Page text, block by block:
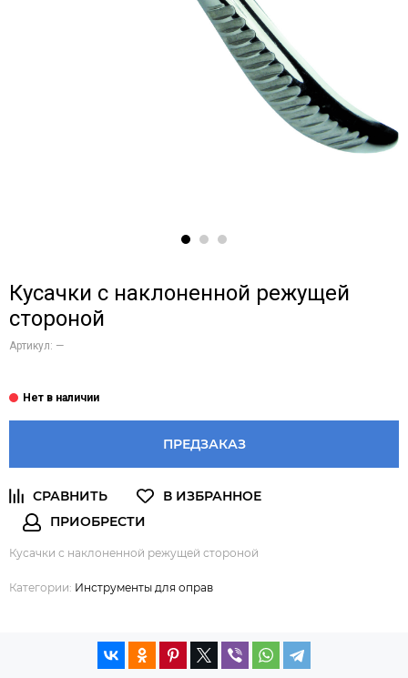
Кусачки с наклоненной режущей
стороной
Артикул: —
ПРЕДЗАКАЗ
Кусачки с наклоненной режущей стороной
Категории: Инструменты для оправ